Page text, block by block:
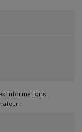
informations
: